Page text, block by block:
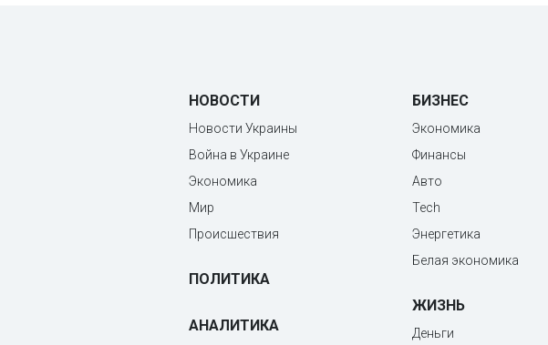
НОВОСТИ
Новости Украины
Война в Украине
Экономика
Мир
Происшествия
ПОЛИТИКА
АНАЛИТИКА
БИЗНЕС
Экономика
Финансы
Авто
Tech
Энергетика
Белая экономика
ЖИЗНЬ
Деньги